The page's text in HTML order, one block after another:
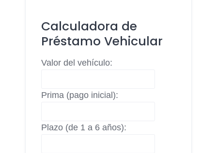
Calculadora de
Préstamo Vehicular
Valor del vehículo:
Prima (pago inicial):
Plazo (de 1 a 6 años):